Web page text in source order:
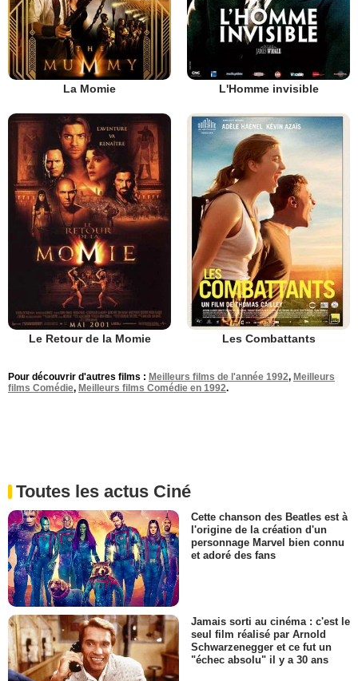
La Momie L'Homme invisible
Le Retour de la Momie Les Combattants
Pour découvrir d'autres films : Meilleurs films de l'année 1992, Meilleurs
films Comédie, Meilleurs films Comédie en 1992.
Toutes les actus Ciné
Cette chanson des Beatles est à
l'origine de la création d'un
personnage Marvel bien connu
et adoré des fans
Jamais sorti au cinéma : c'est le
seul film réalisé par Arnold
Schwarzenegger et ce fut un
"échec absolu" il y a 30 ans